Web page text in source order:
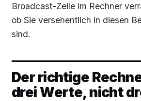
Broadcast-Zeile im Rechner
ob Sie versehentlich in diesen
sind.
Der richtige
drei Werte, nicht